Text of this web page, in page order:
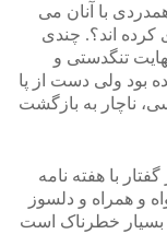
با آنان می
کرده اند؟. چندی
تنگدستی و
بود ولی دست از پا
ناچار به بازگشت
با هفته نامه
و همراه و دلسوز
بسیار خطرناک است